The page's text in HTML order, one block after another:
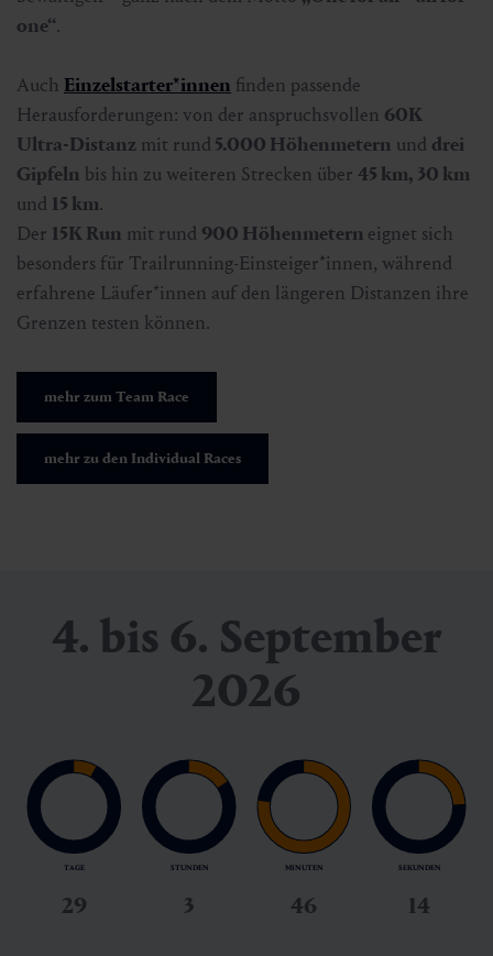
one“.
Auch Einzelstarter*innen finden passende
Herausforderungen: von der anspruchsvollen 60K
Ultra-Distanz mit rund 5.000 Höhenmetern und drei
Gipfeln bis hin zu weiteren Strecken über 45 km, 30 km
und 15 km.
Der 15K Run mit rund 900 Höhenmetern eignet sich
besonders für Trailrunning-Einsteiger*innen, während
erfahrene Läufer*innen auf den längeren Distanzen ihre
Grenzen testen können.
mehr zum Team Race
mehr zu den Individual Races
4. bis 6. September
2026
TAGE
29
STUNDEN
3
MINUTEN
46
SEKUNDEN
12